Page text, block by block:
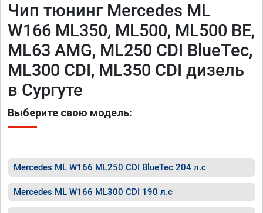
Чип тюнинг Mercedes ML
W166 ML350, ML500, ML500 BE,
ML63 AMG, ML250 CDI BlueTec,
ML300 CDI, ML350 CDI дизель
в Сургуте
Выберите свою модель:
Mercedes ML W166 ML250 CDI BlueTec 204 л.с
Mercedes ML W166 ML300 CDI 190 л.с